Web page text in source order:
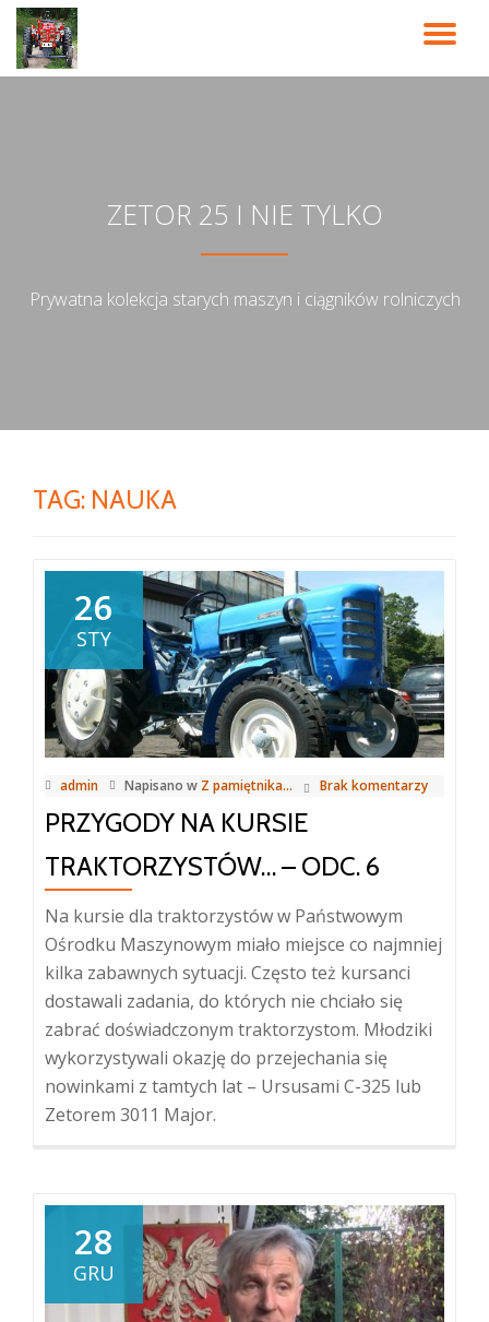
Przeskocz
do
ZETOR 25 I NIE TYLKO
Prywatna kolekcja starych maszyn i ciągników rolniczych
TAG: NAUKA
26
STY
admin Napisano w Z pamiętnika... Brak komentarzy
PRZYGODY NA KURSIE
TRAKTORZYSTÓW… – ODC. 6
Na kursie dla traktorzystów w Państwowym
Ośrodku Maszynowym miało miejsce co najmniej
kilka zabawnych sytuacji. Często też kursanci
dostawali zadania, do których nie chciało się
zabrać doświadczonym traktorzystom. Młodziki
wykorzystywali okazję do przejechania się
nowinkami z tamtych lat – Ursusami C-325 lub
Zetorem 3011 Major.
28
GRU